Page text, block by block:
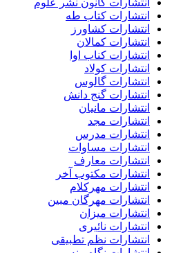
انتشارات کانون نشر علوم
انتشارات کتاب طه
انتشارات کشاورز
انتشارات کمالان
انتشارات کناب اوا
انتشارات کولاد
انتشارات گالوس
انتشارات گنج دانش
انتشارات مانیان
انتشارات مجد
انتشارات مدرس
انتشارات مساوات
انتشارات معارف
انتشارات مکتوب آخر
انتشارات مهرکلام
انتشارات مهرگان مبین
انتشارات میزان
انتشارات نائیری
انتشارات نظم تطبیقی